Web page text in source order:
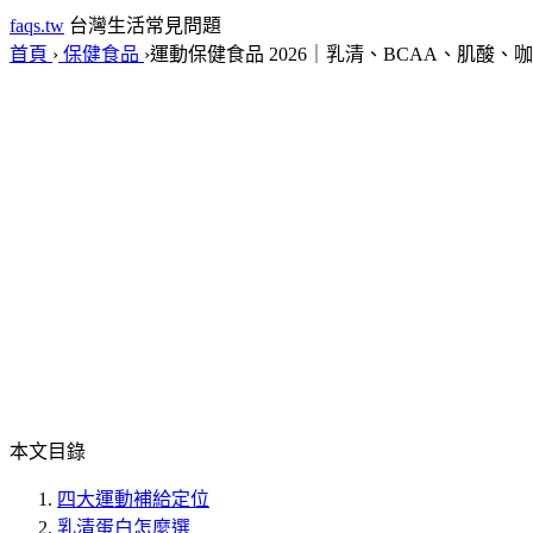
faqs.tw 台灣生活常見問題
首頁 › 保健食品 ›運動保健食品 2026｜乳清、BCAA、肌酸、
本文目錄
四大運動補給定位
乳清蛋白怎麼選